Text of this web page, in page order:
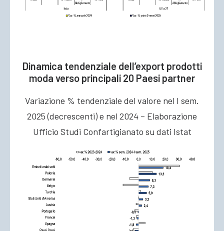
Dinamica tendenziale dell’export prodotti
moda verso principali 20 Paesi partner
Variazione % tendenziale del valore nel I sem.
2025 (decrescenti) e nel 2024 – Elaborazione
Ufficio Studi Confartigianato su dati Istat